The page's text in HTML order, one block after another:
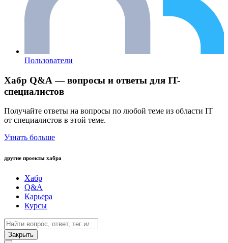
Пользователи
Хабр Q&A — вопросы и ответы для IT-
специалистов
Получайте ответы на вопросы по любой теме из области IT
от специалистов в этой теме.
Узнать больше
другие проекты хабра
Хабр
Q&A
Карьера
Курсы
Закрыть